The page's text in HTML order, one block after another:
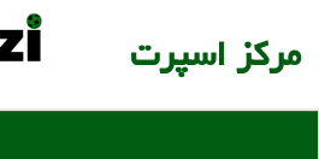
مركز اسپرت